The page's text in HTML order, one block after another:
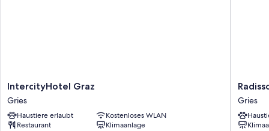
IntercityHotel
Graz
Gries
IntercityHotel Graz
Gries
Haustiere erlaubt
Kostenloses WLAN
Restaurant
Klimaanlage
Hotel
Graz
Gries
Gries